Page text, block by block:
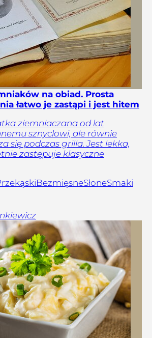
na obiad. Prosta
łatwo je zastąpi i jest hitem
ziemniaczana od lat
sznyclowi, ale równie
się podczas grilla. Jest lekka,
zastępuje klasyczne
BezmięsneSłoneSmaki